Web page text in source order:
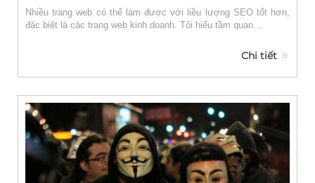
Nhiều trang web có thể làm được với liều lượng SEO tốt hơn,
đặc biệt là các trang web kinh doanh. Tôi hiểu tầm quan…
Chi tiết